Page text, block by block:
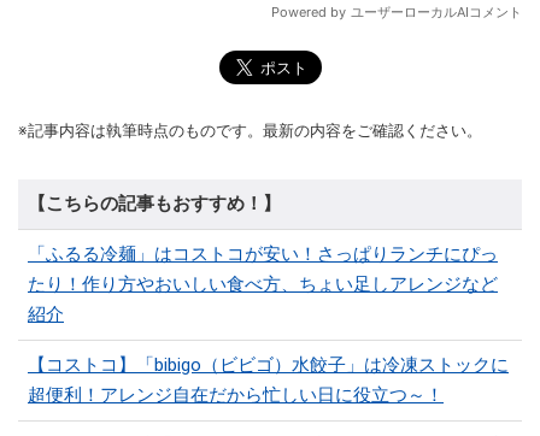
※記事内容は執筆時点のものです。最新の内容をご確認ください。
【こちらの記事もおすすめ！】
「ふるる冷麺」はコストコが安い！さっぱりランチにぴっ
たり！作り方やおいしい食べ方、ちょい足しアレンジなど
紹介
【コストコ】「bibigo（ビビゴ）水餃子」は冷凍ストックに
超便利！アレンジ自在だから忙しい日に役立つ～！